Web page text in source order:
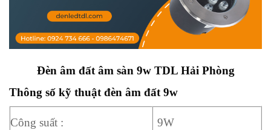
Đèn âm đất âm sàn 9w TDL Hải Phòng
Thông số kỹ thuật đèn âm đất 9w
Công suất : 9W